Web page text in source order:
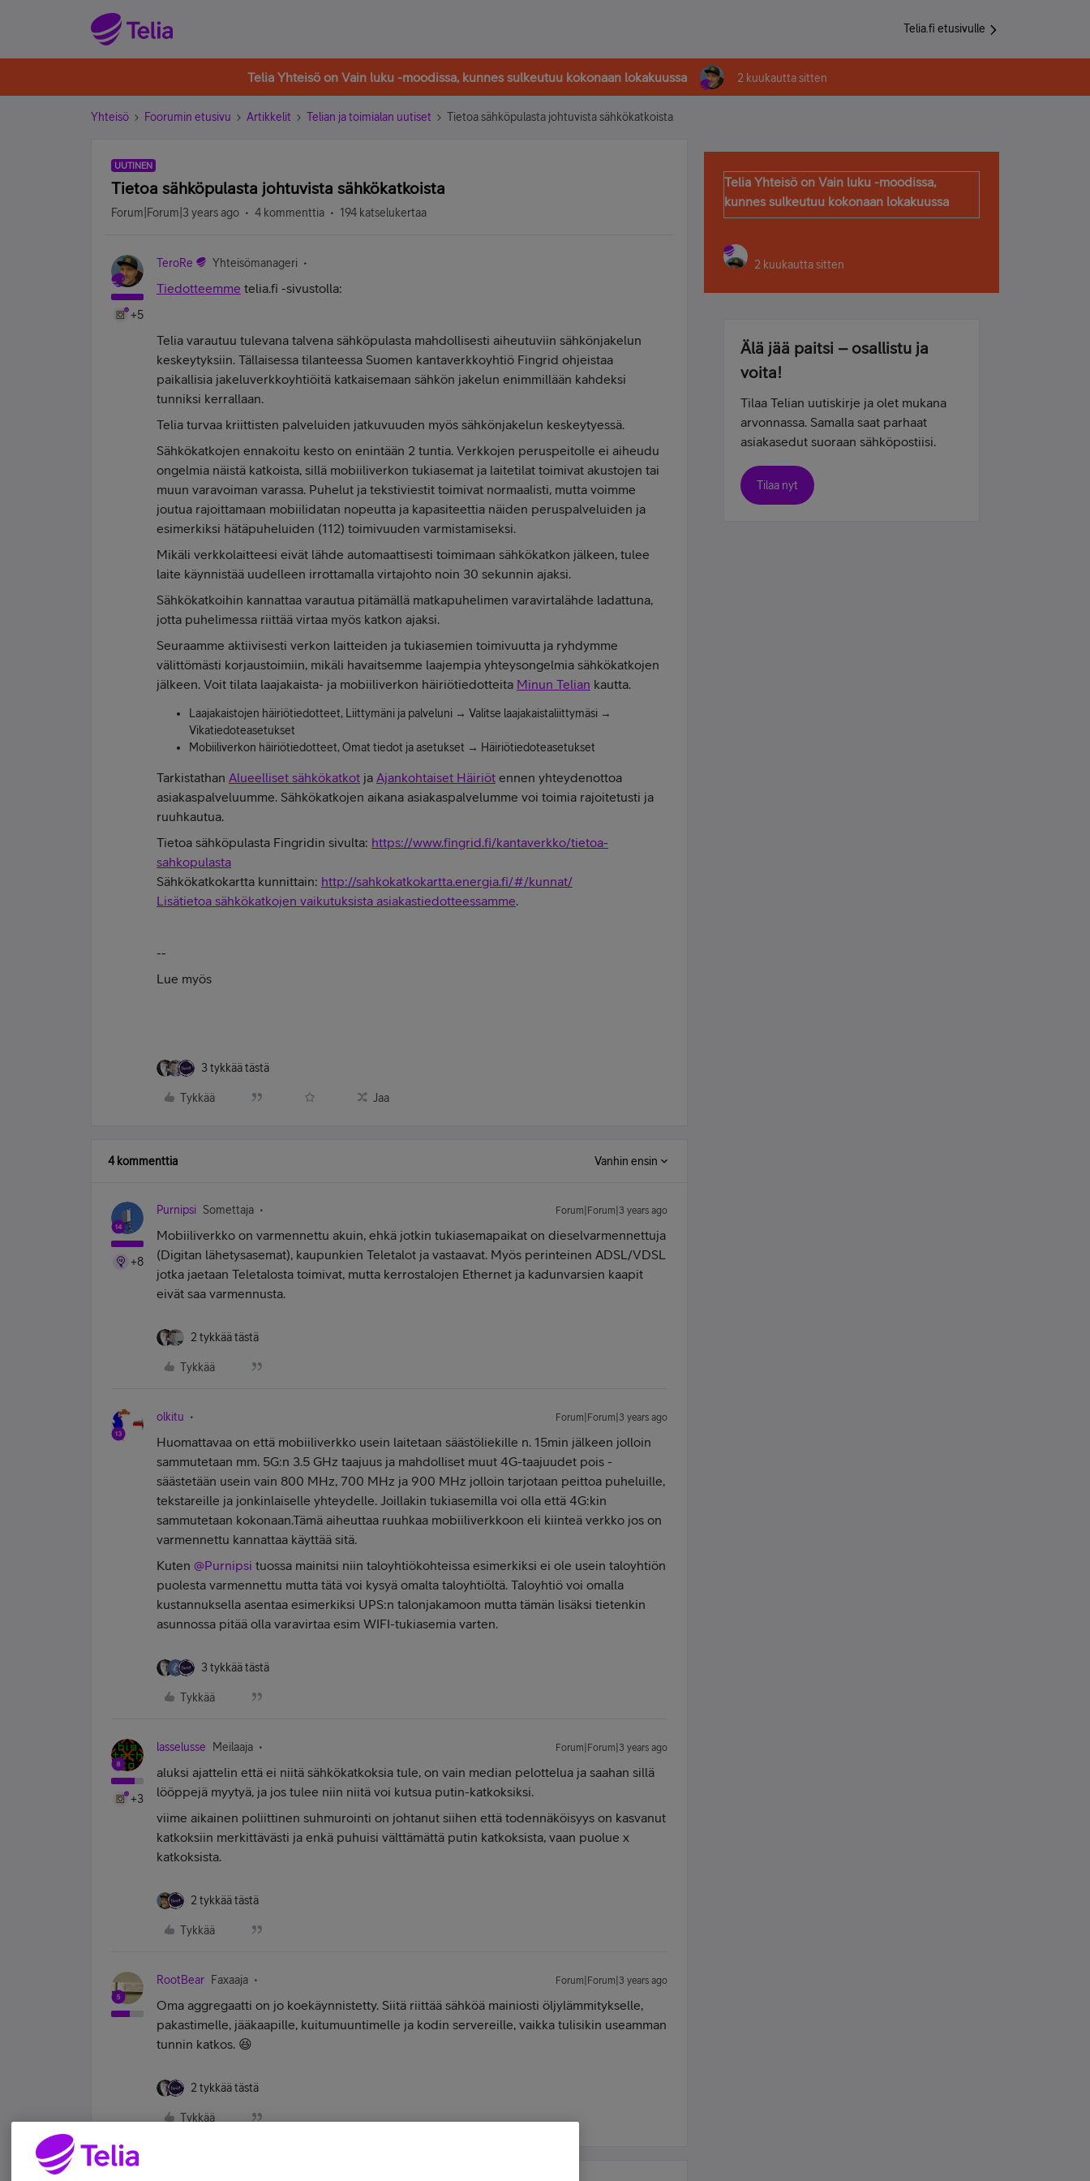
Telia.fi etusivulle
Telia Yhteisö on Vain luku -moodissa, kunnes sulkeutuu kokonaan lokakuussa 2 kuukautta sitten
Yhteisö Foorumin etusivu Artikkelit Telian ja toimialan uutiset Tietoa sähköpulasta johtuvista sähkökatkoista
UUTINEN
Tietoa sähköpulasta johtuvista sähkökatkoista
Forum|Forum|3 years ago 4 kommenttia 194 katselukertaa
+5
TeroRe Yhteisömanageri
Tiedotteemme telia.fi -sivustolla:
Telia varautuu tulevana talvena sähköpulasta mahdollisesti aiheutuviin sähkönjakelun
keskeytyksiin. Tällaisessa tilanteessa Suomen kantaverkkoyhtiö Fingrid ohjeistaa
paikallisia jakeluverkkoyhtiöitä katkaisemaan sähkön jakelun enimmillään kahdeksi
tunniksi kerrallaan.
Telia turvaa kriittisten palveluiden jatkuvuuden myös sähkönjakelun keskeytyessä.
Sähkökatkojen ennakoitu kesto on enintään 2 tuntia. Verkkojen peruspeitolle ei aiheudu
ongelmia näistä katkoista, sillä mobiiliverkon tukiasemat ja laitetilat toimivat akustojen tai
muun varavoiman varassa. Puhelut ja tekstiviestit toimivat normaalisti, mutta voimme
joutua rajoittamaan mobiilidatan nopeutta ja kapasiteettia näiden peruspalveluiden ja
esimerkiksi hätäpuheluiden (112) toimivuuden varmistamiseksi.
Mikäli verkkolaitteesi eivät lähde automaattisesti toimimaan sähkökatkon jälkeen, tulee
laite käynnistää uudelleen irrottamalla virtajohto noin 30 sekunnin ajaksi.
Sähkökatkoihin kannattaa varautua pitämällä matkapuhelimen varavirtalähde ladattuna,
jotta puhelimessa riittää virtaa myös katkon ajaksi.
Seuraamme aktiivisesti verkon laitteiden ja tukiasemien toimivuutta ja ryhdymme
välittömästi korjaustoimiin, mikäli havaitsemme laajempia yhteysongelmia sähkökatkojen
jälkeen. Voit tilata laajakaista- ja mobiiliverkon häiriötiedotteita Minun Telian kautta.
Laajakaistojen häiriötiedotteet, Liittymäni ja palveluni → Valitse laajakaistaliittymäsi →
Vikatiedoteasetukset
Mobiiliverkon häiriötiedotteet, Omat tiedot ja asetukset → Häiriötiedoteasetukset
Tarkistathan Alueelliset sähkökatkot ja Ajankohtaiset Häiriöt ennen yhteydenottoa
asiakaspalveluumme. Sähkökatkojen aikana asiakaspalvelumme voi toimia rajoitetusti ja
ruuhkautua.
Tietoa sähköpulasta Fingridin sivulta: https://www.fingrid.fi/kantaverkko/tietoa-
sahkopulasta
Sähkökatkokartta kunnittain: http://sahkokatkokartta.energia.fi/#/kunnat/
Lisätietoa sähkökatkojen vaikutuksista asiakastiedotteessamme.
--
Lue myös
3 tykkää tästä
Tykkää Jaa
4 kommenttia Vanhin ensin
+8
Purnipsi Somettaja Forum|Forum|3 years ago
Mobiiliverkko on varmennettu akuin, ehkä jotkin tukiasemapaikat on dieselvarmennettuja
(Digitan lähetysasemat), kaupunkien Teletalot ja vastaavat. Myös perinteinen ADSL/VDSL
jotka jaetaan Teletalosta toimivat, mutta kerrostalojen Ethernet ja kadunvarsien kaapit
eivät saa varmennusta.
2 tykkää tästä
Tykkää
olkitu Forum|Forum|3 years ago
Huomattavaa on että mobiiliverkko usein laitetaan säästöliekille n. 15min jälkeen jolloin
sammutetaan mm. 5G:n 3.5 GHz taajuus ja mahdolliset muut 4G-taajuudet pois -
säästetään usein vain 800 MHz, 700 MHz ja 900 MHz jolloin tarjotaan peittoa puheluille,
tekstareille ja jonkinlaiselle yhteydelle. Joillakin tukiasemilla voi olla että 4G:kin
sammutetaan kokonaan.Tämä aiheuttaa ruuhkaa mobiiliverkkoon eli kiinteä verkko jos on
varmennettu kannattaa käyttää sitä.
Kuten @Purnipsi tuossa mainitsi niin taloyhtiökohteissa esimerkiksi ei ole usein taloyhtiön
puolesta varmennettu mutta tätä voi kysyä omalta taloyhtiöltä. Taloyhtiö voi omalla
kustannuksella asentaa esimerkiksi UPS:n talonjakamoon mutta tämän lisäksi tietenkin
asunnossa pitää olla varavirtaa esim WIFI-tukiasemia varten.
3 tykkää tästä
Tykkää
+3
lasselusse Meilaaja Forum|Forum|3 years ago
aluksi ajattelin että ei niitä sähkökatkoksia tule, on vain median pelottelua ja saahan sillä
lööppejä myytyä, ja jos tulee niin niitä voi kutsua putin-katkoksiksi.
viime aikainen poliittinen suhmurointi on johtanut siihen että todennäköisyys on kasvanut
katkoksiin merkittävästi ja enkä puhuisi välttämättä putin katkoksista, vaan puolue x
katkoksista.
2 tykkää tästä
Tykkää
RootBear Faxaaja Forum|Forum|3 years ago
Oma aggregaatti on jo koekäynnistetty. Siitä riittää sähköä mainiosti öljylämmitykselle,
pakastimelle, jääkaapille, kuitumuuntimelle ja kodin servereille, vaikka tulisikin useamman
tunnin katkos. 😆
2 tykkää tästä
Tykkää
Telia Yhteisö on Vain luku -moodissa,
kunnes sulkeutuu kokonaan lokakuussa
2 kuukautta sitten
Älä jää paitsi – osallistu ja
voita!
Tilaa Telian uutiskirje ja olet mukana
arvonnassa. Samalla saat parhaat
asiakasedut suoraan sähköpostiisi.
Tilaa nyt